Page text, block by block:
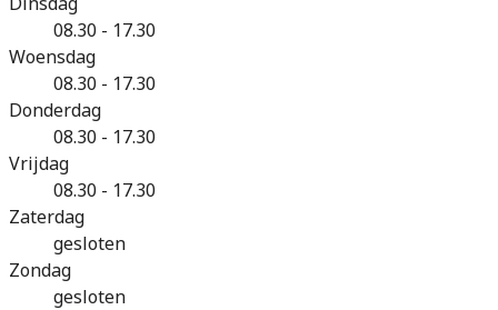
08.30 - 17.30
Woensdag
08.30 - 17.30
Donderdag
08.30 - 17.30
Vrijdag
08.30 - 17.30
Zaterdag
gesloten
Zondag
gesloten